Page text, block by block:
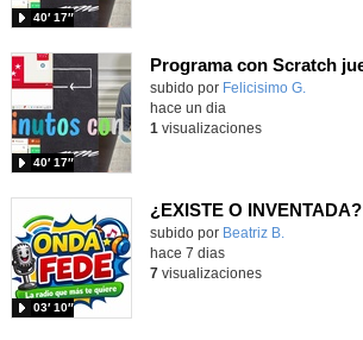
40′ 17″
Contenido educativo.
subido por Felicisimo G.
40′ 17″
hace un dia
1 visualizaciones
¿EXISTE O INVENTADA?
Contenido educativo.
subido por Beatriz B.
03′ 10″
hace 7 dias
7visualizaciones